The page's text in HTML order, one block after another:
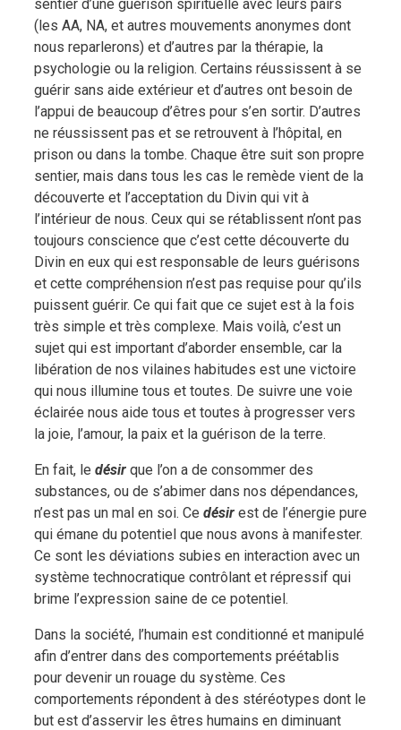
sentier d’une guérison spirituelle avec leurs pairs
(les AA, NA, et autres mouvements anonymes dont
nous reparlerons) et d’autres par la thérapie, la
psychologie ou la religion. Certains réussissent à se
guérir sans aide extérieur et d’autres ont besoin de
l’appui de beaucoup d’êtres pour s’en sortir. D’autres
ne réussissent pas et se retrouvent à l’hôpital, en
prison ou dans la tombe. Chaque être suit son propre
sentier, mais dans tous les cas le remède vient de la
découverte et l’acceptation du Divin qui vit à
l’intérieur de nous. Ceux qui se rétablissent n’ont pas
toujours conscience que c’est cette découverte du
Divin en eux qui est responsable de leurs guérisons
et cette compréhension n’est pas requise pour qu’ils
puissent guérir. Ce qui fait que ce sujet est à la fois
très simple et très complexe. Mais voilà, c’est un
sujet qui est important d’aborder ensemble, car la
libération de nos vilaines habitudes est une victoire
qui nous illumine tous et toutes. De suivre une voie
éclairée nous aide tous et toutes à progresser vers
la joie, l’amour, la paix et la guérison de la terre.
En fait, le désir que l’on a de consommer des
substances, ou de s’abimer dans nos dépendances,
n’est pas un mal en soi. Ce désir est de l’énergie pure
qui émane du potentiel que nous avons à manifester.
Ce sont les déviations subies en interaction avec un
système technocratique contrôlant et répressif qui
brime l’expression saine de ce potentiel.
Dans la société, l’humain est conditionné et manipulé
afin d’entrer dans des comportements préétablis
pour devenir un rouage du système. Ces
comportements répondent à des stéréotypes dont le
but est d’asservir les êtres humains en diminuant